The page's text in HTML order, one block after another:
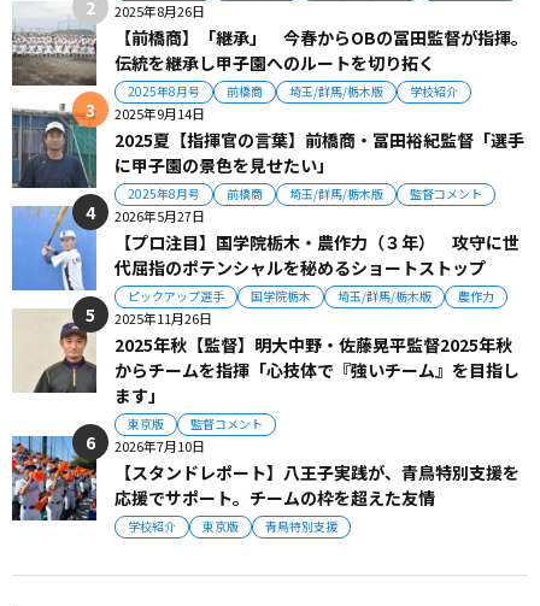
2025年8月26日
【前橋商】「継承」 今春からOBの冨田監督が指揮。
伝統を継承し甲子園へのルートを切り拓く
2025年8月号 前橋商 埼玉/群馬/栃木版 学校紹介
2025年9月14日
2025夏【指揮官の言葉】前橋商・冨田裕紀監督「選手
に甲子園の景色を見せたい」
2025年8月号 前橋商 埼玉/群馬/栃木版 監督コメント
2026年5月27日
【プロ注目】国学院栃木・農作力（３年） 攻守に世
代屈指のポテンシャルを秘めるショートストップ
ピックアップ選手 国学院栃木 埼玉/群馬/栃木版 農作力
2025年11月26日
2025年秋【監督】明大中野・佐藤晃平監督2025年秋
からチームを指揮「心技体で『強いチーム』を目指し
ます」
東京版 監督コメント
2026年7月10日
【スタンドレポート】八王子実践が、青鳥特別支援を
応援でサポート。チームの枠を超えた友情
学校紹介 東京版 青鳥特別支援